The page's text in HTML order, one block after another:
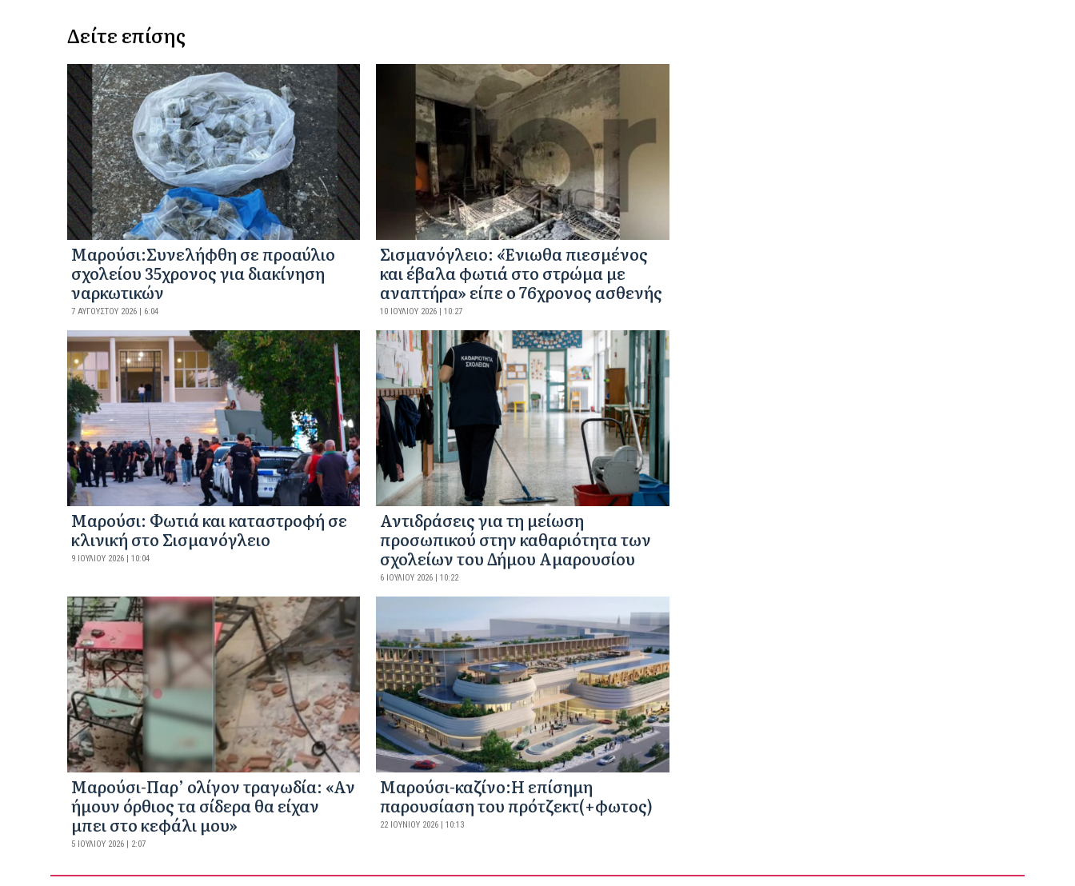
Δείτε επίσης
Μαρούσι:Συνελήφθη σε προαύλιο
σχολείου 35χρονος για διακίνηση
ναρκωτικών
7 ΑΥΓΟΎΣΤΟΥ 2026 | 6:04
Σισμανόγλειο: «Ένιωθα πιεσμένος
και έβαλα φωτιά στο στρώμα με
αναπτήρα» είπε ο 76χρονος ασθενής
10 ΙΟΥΛΊΟΥ 2026 | 10:27
Μαρούσι: Φωτιά και καταστροφή σε
κλινική στο Σισμανόγλειο
9 ΙΟΥΛΊΟΥ 2026 | 10:04
Αντιδράσεις για τη μείωση
προσωπικού στην καθαριότητα των
σχολείων του Δήμου Αμαρουσίου
6 ΙΟΥΛΊΟΥ 2026 | 10:22
Μαρούσι-Παρ’ ολίγον τραγωδία: «Αν
ήμουν όρθιος τα σίδερα θα είχαν
μπει στο κεφάλι μου»
5 ΙΟΥΛΊΟΥ 2026 | 2:07
Mαρούσι-καζίνο:H επίσημη
παρουσίαση του πρότζεκτ(+φωτος)
22 ΙΟΥΝΊΟΥ 2026 | 10:13